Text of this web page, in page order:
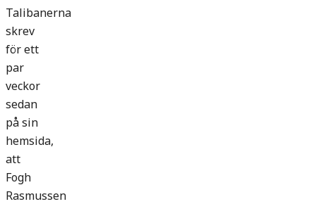
Talibanerna
skrev
för ett
par
veckor
sedan
på sin
hemsida,
att
Fogh
Rasmussen